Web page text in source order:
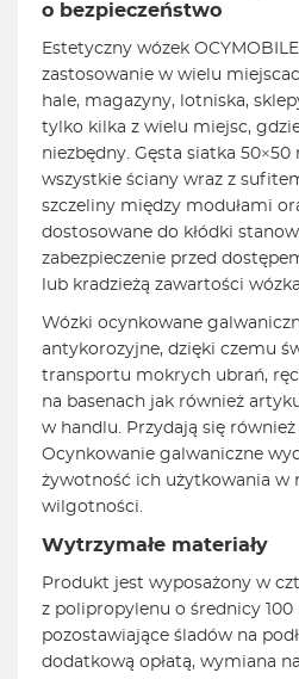
o bezpieczeństwo
Estetyczny wózek
zastosowanie w wielu
hale, magazyny, lotniska,
tylko kilka z wielu miejsc,
niezbędny. Gęsta siatka
wszystkie ściany wraz z
szczeliny między modułami
dostosowane do kłódki
zabezpieczenie przed
lub kradzieżą zawartości
Wózki ocynkowane
antykorozyjne, dzięki czemu
transportu mokrych ubrań,
na basenach jak również
w handlu. Przydają się
Ocynkowanie galwaniczne
żywotność ich użytkowania w
wilgotności.
Wytrzymałe materiały
Produkt jest wyposażony w
z polipropylenu o średnicy
pozostawiające śladów na
dodatkową opłatą, wymiana